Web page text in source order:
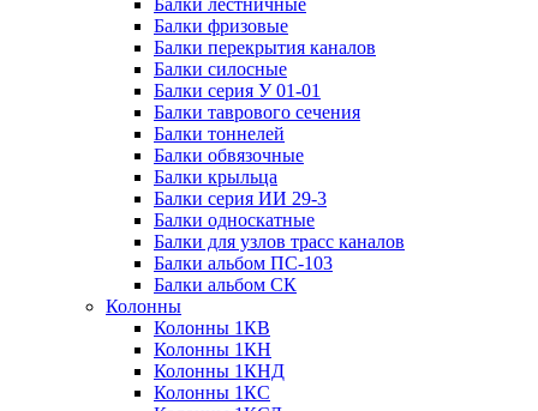
Балки лестничные
Балки фризовые
Балки перекрытия каналов
Балки силосные
Балки серия У 01-01
Балки таврового сечения
Балки тоннелей
Балки обвязочные
Балки крыльца
Балки серия ИИ 29-3
Балки односкатные
Балки для узлов трасс каналов
Балки альбом ПС-103
Балки альбом СК
Колонны
Колонны 1КВ
Колонны 1КН
Колонны 1КНД
Колонны 1КС